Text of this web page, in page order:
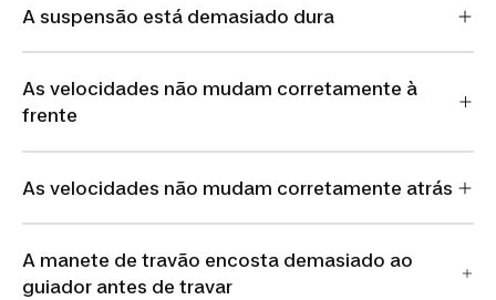
A suspensão está demasiado dura
As velocidades não mudam corretamente à
frente
As velocidades não mudam corretamente atrás
A manete de travão encosta demasiado ao
guiador antes de travar